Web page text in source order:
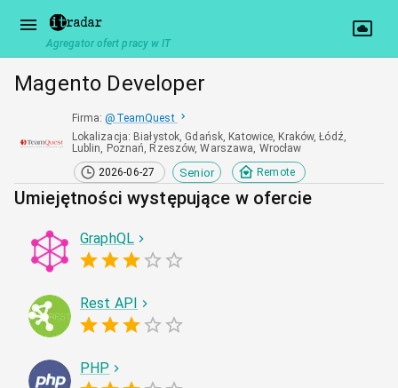
Agregator ofert pracy w IT
Magento Developer
Firma: @ TeamQuest
Lokalizacja: Białystok, Gdańsk, Katowice, Kraków, Łódź,
Lublin, Poznań, Rzeszów, Warszawa, Wrocław
2026-06-27
Senior Remote
Umiejętności występujące w ofercie
GraphQL
Rest API
PHP